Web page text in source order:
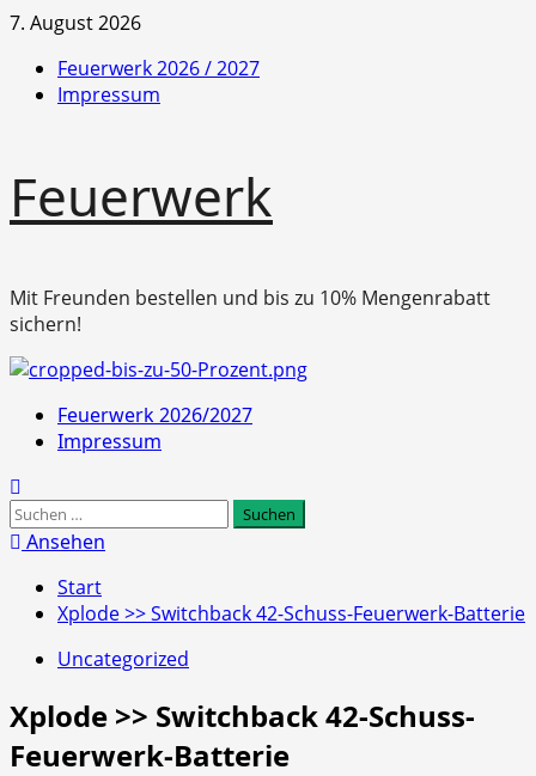
Zum
springen
7. August 2026
Feuerwerk 2026 / 2027
Impressum
Feuerwerk
Mit Freunden bestellen und bis zu 10% Mengenrabatt
sichern!
Primäres
Menü
Feuerwerk 2026/2027
Impressum
Suchen
nach:
Ansehen
Start
Xplode >> Switchback 42-Schuss-Feuerwerk-Batterie
Uncategorized
Xplode >> Switchback 42-Schuss-
Feuerwerk-Batterie